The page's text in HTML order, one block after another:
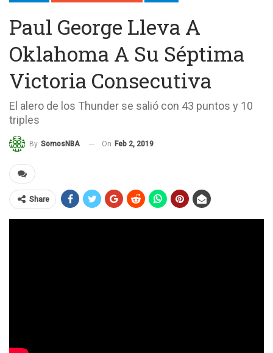
Paul George Lleva A
Oklahoma A Su Séptima
Victoria Consecutiva
El alero de los Thunder se salió con 43 puntos y 10
triples
By SomosNBA On Feb 2, 2019
Share